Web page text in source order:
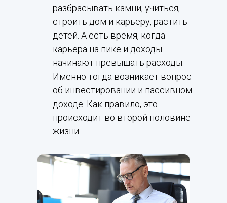
разбрасывать камни, учиться,
строить дом и карьеру, растить
детей. А есть время, когда
карьера на пике и доходы
начинают превышать расходы.
Именно тогда возникает вопрос
об инвестировании и пассивном
доходе. Как правило, это
происходит во второй половине
жизни.